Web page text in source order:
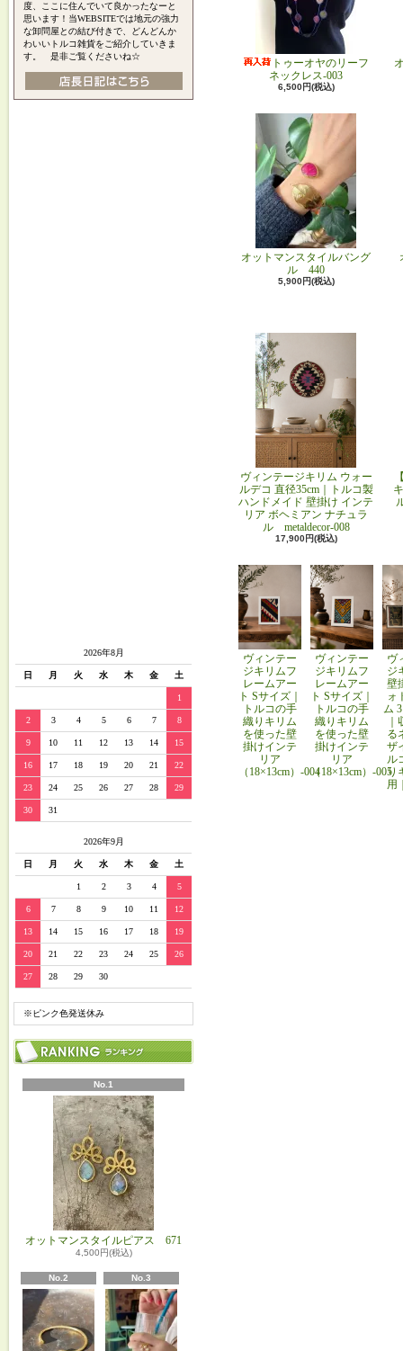
度、ここに住んでいて良かったなーと
思います！当WEBSITEでは地元の強力
な卸問屋との結び付きで、どんどんか
わいいトルコ雑貨をご紹介していきま
す。 是非ご覧くださいね☆
2026年8月
日 月 火 水 木 金 土
1
2 3 4 5 6 7 8
9 10 11 12 13 14 15
16 17 18 19 20 21 22
23 24 25 26 27 28 29
30 31
2026年9月
日 月 火 水 木 金 土
1 2 3 4 5
6 7 8 9 10 11 12
13 14 15 16 17 18 19
20 21 22 23 24 25 26
27 28 29 30
※ピンク色発送休み
No.1
オットマンスタイルピアス 671
4,500円(税込)
No.2 No.3
トゥーオヤのリーフ
ネックレス-003
6,500円(税込)
オットマンスタイルバング
ル 440
5,900円(税込)
ヴィンテージキリム ウォー
ルデコ 直径35cm｜トルコ製
ハンドメイド 壁掛け インテ
リア ボヘミアン ナチュラ
ル metaldecor-008
17,900円(税込)
ヴィンテー
ジキリムフ
レームアー
ト Sサイズ｜
トルコの手
織りキリム
を使った壁
掛けインテ
リア
（18×13cm）-004
ヴィンテー
ジキリムフ
レームアー
ト Sサイズ｜
トルコの手
織りキリム
を使った壁
掛けインテ
リア
（18×13cm）-005
ヴ
ジ
壁
ォ
ム
る
ザ
ル
り
用